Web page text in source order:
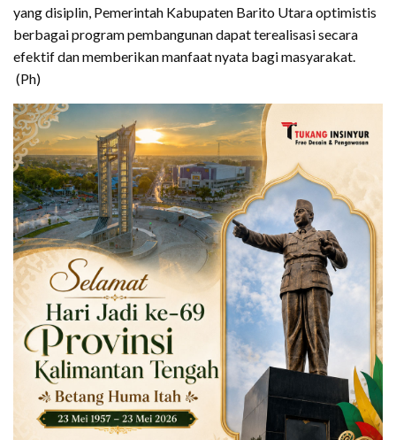
yang disiplin, Pemerintah Kabupaten Barito Utara optimistis
berbagai program pembangunan dapat terealisasi secara
efektif dan memberikan manfaat nyata bagi masyarakat.
(Ph)